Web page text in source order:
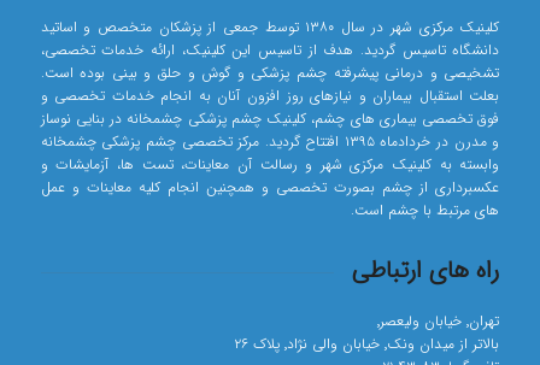
کلینیک مرکزی شهر در سال ۱۳۸۰ توسط جمعی از پزشکان متخصص و اساتید
دانشگاه تاسیس گردید. هدف از تاسیس این کلینیک، ارائه خدمات تخصصی،
تشخیصی و درمانی پیشرفته چشم پزشکی و گوش و حلق و بینی بوده است.
بعلت استقبال بیماران و نیازهای روز افزون آنان به انجام خدمات تخصصی و
فوق تخصصی بیماری های چشم، کلینیک چشم پزشکی چشمخانه در بنایی نوساز
و مدرن در خردادماه ۱۳۹۵ افتتاح گردید. مرکز تخصصی چشم پزشکی چشمخانه
وابسته به کلینیک مرکزی شهر و رسالت آن معاینات، تست ها، آزمایشات و
عکسبرداری از چشم بصورت تخصصی و همچنین انجام کلیه معاینات و عمل
های مرتبط با چشم است.
راه های ارتباطی
تهران٬ خیابان ولیعصر٬
بالاتر از میدان ونک٬ خیابان والی نژاد٬ پلاک ۲۶